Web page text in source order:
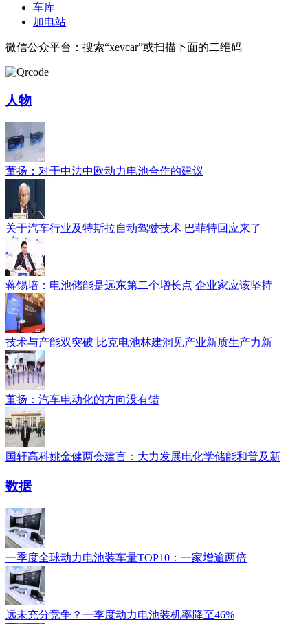
车库
加电站
微信公众平台：搜索“xevcar”或扫描下面的二维码
人物
董扬：对于中法中欧动力电池合作的建议
关于汽车行业及特斯拉自动驾驶技术 巴菲特回应来了
蒋锡培：电池储能是远东第二个增长点 企业家应该坚持
技术与产能双突破 比克电池林建洞见产业新质生产力新
董扬：汽车电动化的方向没有错
国轩高科姚金健两会建言：大力发展电化学储能和普及新
数据
一季度全球动力电池装车量TOP10：一家增逾两倍
远未充分竞争？一季度动力电池装机率降至46%